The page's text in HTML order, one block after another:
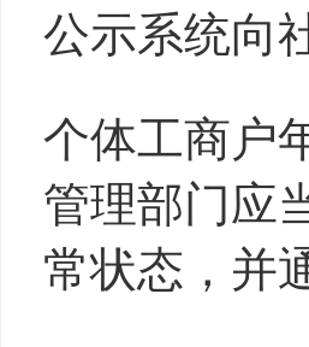
公示系统向
个体工商户
管理部门应
常状态，并